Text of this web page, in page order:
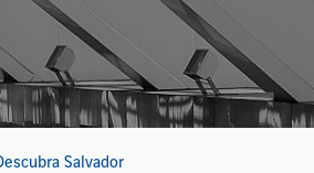
Salvador